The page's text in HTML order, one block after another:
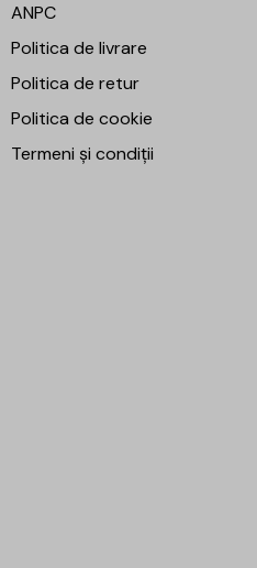
ANPC
Politica de livrare
Politica de retur
Politica de cookie
Termeni și condiții